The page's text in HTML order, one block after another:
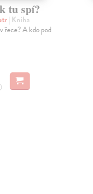
tu spí?
| Kniha
řece? A kdo pod